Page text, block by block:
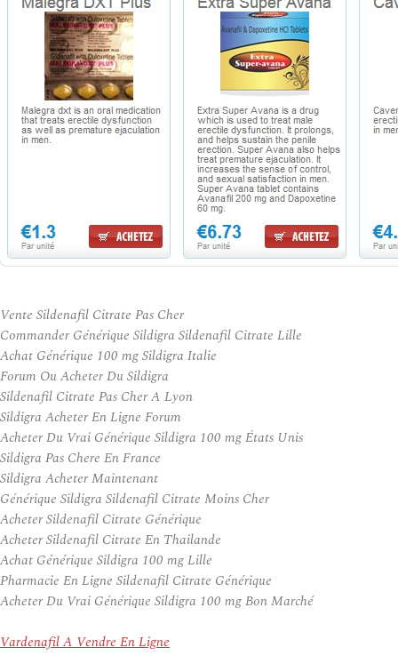
Vente Sildenafil Citrate Pas Cher
Commander Générique Sildigra Sildenafil Citrate Lille
Achat Générique 100 mg Sildigra Italie
Forum Ou Acheter Du Sildigra
Sildenafil Citrate Pas Cher A Lyon
Sildigra Acheter En Ligne Forum
Acheter Du Vrai Générique Sildigra 100 mg États Unis
Sildigra Pas Chere En France
Sildigra Acheter Maintenant
Générique Sildigra Sildenafil Citrate Moins Cher
Acheter Sildenafil Citrate Générique
Acheter Sildenafil Citrate En Thailande
Achat Générique Sildigra 100 mg Lille
Pharmacie En Ligne Sildenafil Citrate Générique
Acheter Du Vrai Générique Sildigra 100 mg Bon Marché
Vardenafil A Vendre En Ligne